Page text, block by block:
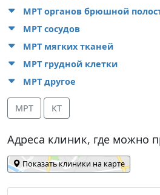
МРТ органов брюшной
МРТ сосудов
МРТ мягких тканей
МРТ грудной клетки
МРТ другое
МРТ КТ
Адреса клиник, где можно
Показать клиники на карте